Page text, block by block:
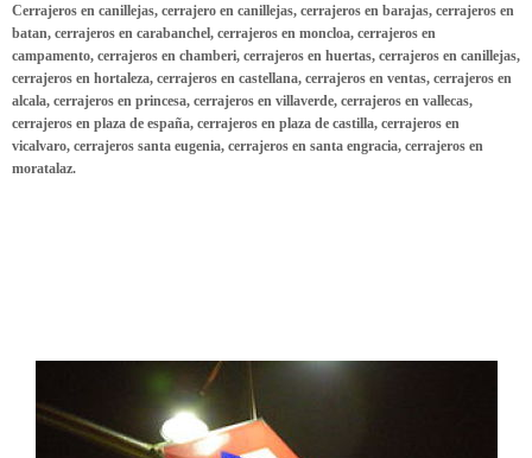
Cerrajeros en canillejas, cerrajero en canillejas, cerrajeros en barajas, cerrajeros en
batan, cerrajeros en carabanchel, cerrajeros en moncloa, cerrajeros en
campamento, cerrajeros en chamberi, cerrajeros en huertas, cerrajeros en canillejas,
cerrajeros en hortaleza, cerrajeros en castellana, cerrajeros en ventas, cerrajeros en
alcala, cerrajeros en princesa, cerrajeros en villaverde, cerrajeros en vallecas,
cerrajeros en plaza de españa, cerrajeros en plaza de castilla, cerrajeros en
vicalvaro, cerrajeros santa eugenia, cerrajeros en santa engracia, cerrajeros en
moratalaz.